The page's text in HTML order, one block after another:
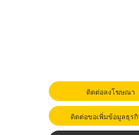
ติดต่อลงโฆษณา
ติดต่อขอเพิ่มข้อมูลธุร